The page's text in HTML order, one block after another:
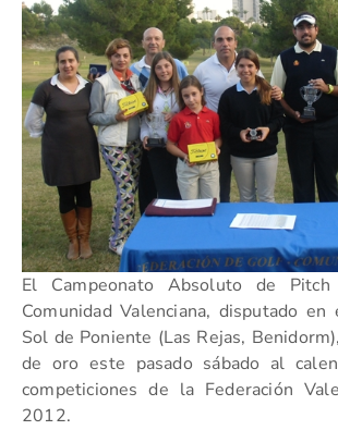
El Campeonato Absoluto de
Comunidad Valenciana, disputado
Sol de Poniente (Las Rejas,
de oro este pasado sábado al
competiciones de la Federación
2012.